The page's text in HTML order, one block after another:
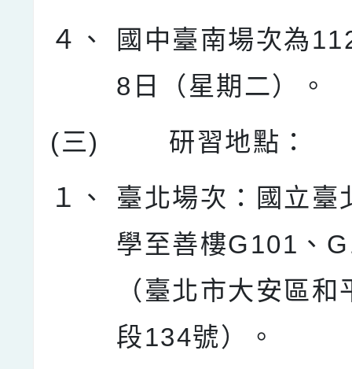
４、
國中臺南場次為
8日（星期二）。
(三)
研習地點：
１、
臺北場次：國立臺
學至善樓G101、
（臺北市大安區
段134號）。